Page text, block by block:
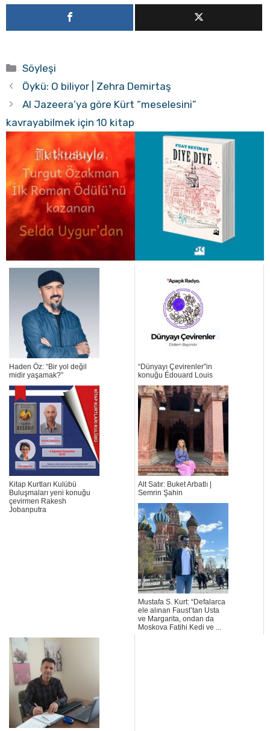
Kategoriler
Söyleşi
Öykü: O biliyor | Zehra Demirtaş
Al Jazeera’ya göre Kürt “meselesini”
kavrayabilmek için 10 kitap
Haden Öz: “Bir yol değil
midir yaşamak?”
“Dünyayı Çevirenler”in
konuğu Édouard Louis
Kitap Kurtları Kulübü
Buluşmaları yeni konuğu
çevirmen Rakesh
Jobanputra
Alt Satır: Buket Arbatlı |
Semrin Şahin
Mustafa S. Kurt: “Defalarca
ele alınan Faust’tan Usta
ve Margarita, ondan da
Moskova Fatihi Kedi ve ...